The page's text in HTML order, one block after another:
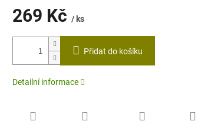
269 Kč / ks
Měrná
Přidat do košíku
Detailní informace